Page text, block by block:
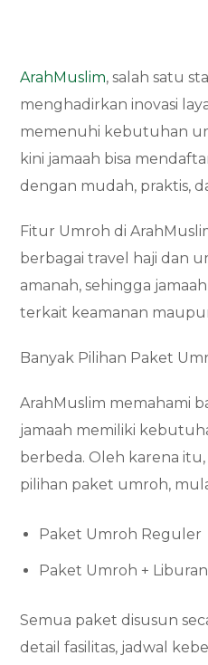
ArahMuslim, salah satu
menghadirkan inovasi
memenuhi kebutuhan
kini jamaah bisa
dengan mudah, praktis,
Fitur Umroh di
berbagai travel haji dan
amanah, sehingga
terkait keamanan
Banyak Pilihan Paket
ArahMuslim memahami
jamaah memiliki
berbeda. Oleh karena
pilihan paket umroh,
Paket Umroh Reguler
Paket Umroh + Liburan
Semua paket disusun
detail fasilitas, jadwal